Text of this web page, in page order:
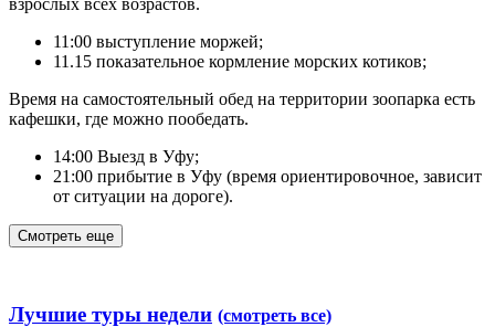
11:00 выступление моржей;
11.15 показательное кормление морских котиков;
Время на самостоятельный обед на территории зоопарка есть
кафешки, где можно пообедать.
14:00 Выезд в Уфу;
21:00 прибытие в Уфу (время ориентировочное, зависит
от ситуации на дороге).
Смотреть еще
Лучшие туры недели (смотреть все)